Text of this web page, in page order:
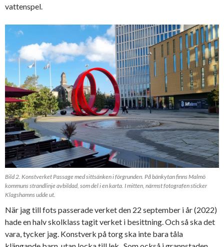
vattenspel.
Bild 2. Konstverket Passage med sittsänken i förgrunden. På bänkytan finns Malmö
kommuns strandlinje avbildad, som del i en karta. I mitten, närmst fotografen sticker
Klagshamns udde ut.
När jag till fots passerade verket den 22 september i år (2022)
hade en halv skolklass tagit verket i besittning. Och så ska det
vara, tycker jag. Konstverk på torg ska inte bara tåla